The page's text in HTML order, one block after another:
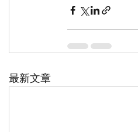
最新文章